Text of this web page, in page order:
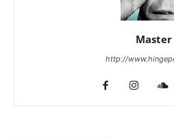
Master
http://